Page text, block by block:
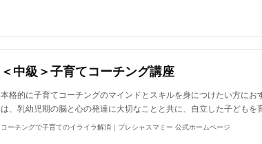
＜中級＞子育てコーチング講座
本格的に子育てコーチングのマインドとスキルを身につけたい方にお
は、乳幼児期の脳と心の発達に大切なことと共に、自立した子ども
コーチングで子育てのイライラ解消｜プレシャスマミー 公式ホームページ